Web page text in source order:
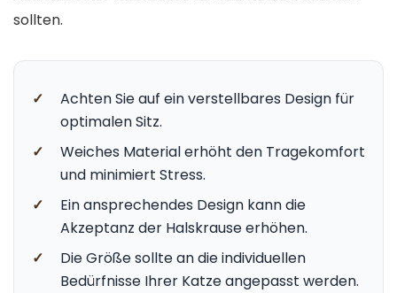
sollten.
✓
Achten Sie auf ein verstellbares Design für
optimalen Sitz.
✓
Weiches Material erhöht den Tragekomfort
und minimiert Stress.
✓
Ein ansprechendes Design kann die
Akzeptanz der Halskrause erhöhen.
✓
Die Größe sollte an die individuellen
Bedürfnisse Ihrer Katze angepasst werden.